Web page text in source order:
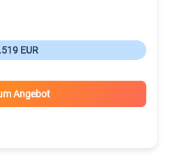
EUR
Angebot